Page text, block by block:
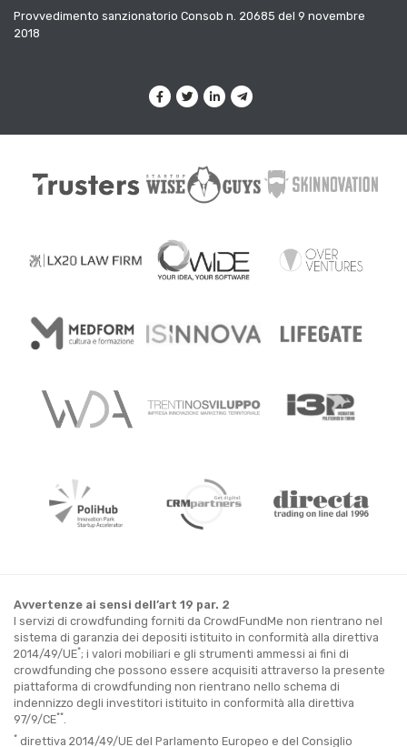
Provvedimento sanzionatorio Consob n. 20685 del 9 novembre
2018
Avvertenze ai sensi dell’art 19 par. 2
I servizi di crowdfunding forniti da CrowdFundMe non rientrano nel
sistema di garanzia dei depositi istituito in conformità alla direttiva
2014/49/UE*; i valori mobiliari e gli strumenti ammessi ai fini di
crowdfunding che possono essere acquisiti attraverso la presente
piattaforma di crowdfunding non rientrano nello schema di
indennizzo degli investitori istituito in conformità alla direttiva
97/9/CE**
* direttiva 2014/49/UE del Parlamento Europeo e del Consiglio